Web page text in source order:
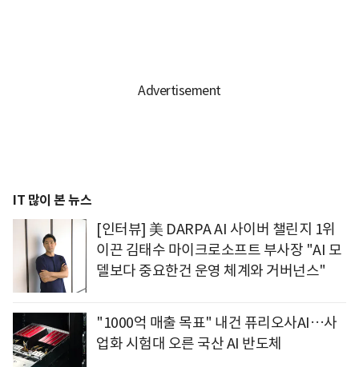
IT 많이 본 뉴스
[인터뷰] 美 DARPA AI 사이버 챌린지 1위
이끈 김태수 마이크로소프트 부사장 "AI 모
델보다 중요한건 운영 체계와 거버넌스"
"1000억 매출 목표" 내건 퓨리오사AI…사
업화 시험대 오른 국산 AI 반도체